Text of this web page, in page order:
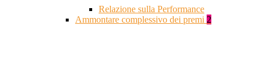
Relazione sulla Performance
Ammontare complessivo dei premi 2